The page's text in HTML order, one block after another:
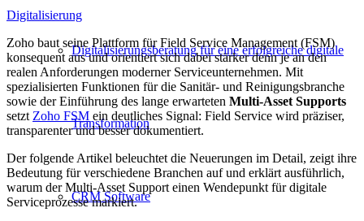
Digitalisierungsberatung für eine erfolgreiche digitale
Transformation
CRM Software
Digitalisierung
Zoho baut seine Plattform für Field Service Management (FSM)
konsequent aus und orientiert sich dabei stärker denn je an den
realen Anforderungen moderner Serviceunternehmen. Mit
spezialisierten Funktionen für die Sanitär- und Reinigungsbranche
sowie der Einführung des lange erwarteten Multi-Asset Supports
setzt Zoho FSM ein deutliches Signal: Field Service wird präziser,
transparenter und besser dokumentiert.
Der folgende Artikel beleuchtet die Neuerungen im Detail, zeigt ihre
Bedeutung für verschiedene Branchen auf und erklärt ausführlich,
warum der Multi-Asset Support einen Wendepunkt für digitale
Serviceprozesse markiert.